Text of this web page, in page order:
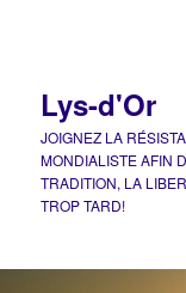
Lys-d'Or
JOIGNEZ LA
MONDIALISTE AFIN
TRADITION, LA
TROP TARD!